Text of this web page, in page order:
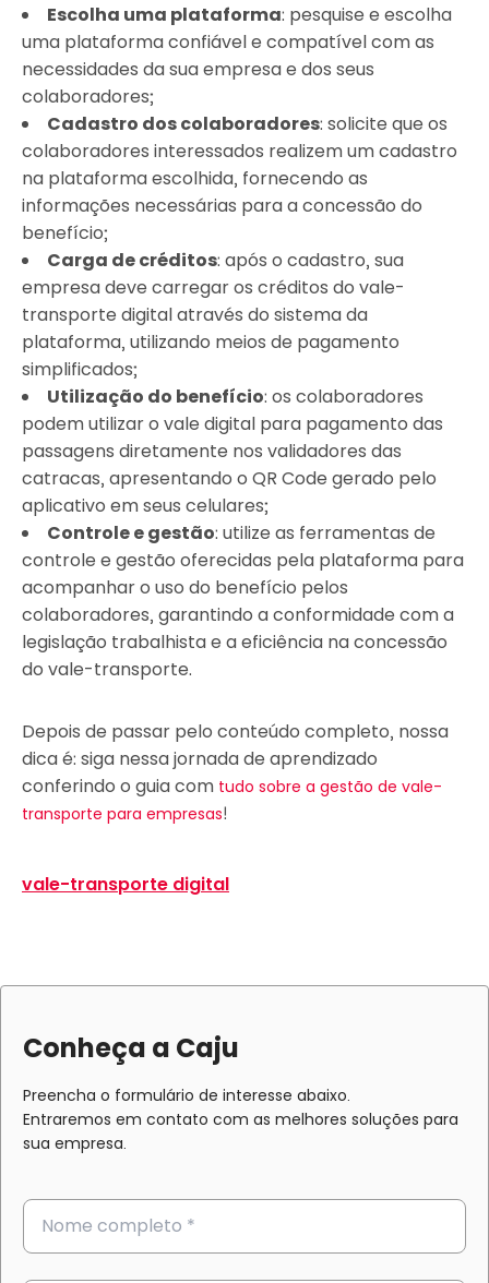
Escolha uma plataforma: pesquise e escolha
uma plataforma confiável e compatível com as
necessidades da sua empresa e dos seus
colaboradores;
Cadastro dos colaboradores: solicite que os
colaboradores interessados realizem um cadastro
na plataforma escolhida, fornecendo as
informações necessárias para a concessão do
benefício;
Carga de créditos: após o cadastro, sua
empresa deve carregar os créditos do vale-
transporte digital através do sistema da
plataforma, utilizando meios de pagamento
simplificados;
Utilização do benefício: os colaboradores
podem utilizar o vale digital para pagamento das
passagens diretamente nos validadores das
catracas, apresentando o QR Code gerado pelo
aplicativo em seus celulares;
Controle e gestão: utilize as ferramentas de
controle e gestão oferecidas pela plataforma para
acompanhar o uso do benefício pelos
colaboradores, garantindo a conformidade com a
legislação trabalhista e a eficiência na concessão
do vale-transporte.
Depois de passar pelo conteúdo completo, nossa
dica é: siga nessa jornada de aprendizado
conferindo o guia com tudo sobre a gestão de vale-
transporte para empresas!
vale-transporte digital
Conheça a Caju
Preencha o formulário de interesse abaixo.
Entraremos em contato com as melhores soluções para
sua empresa.